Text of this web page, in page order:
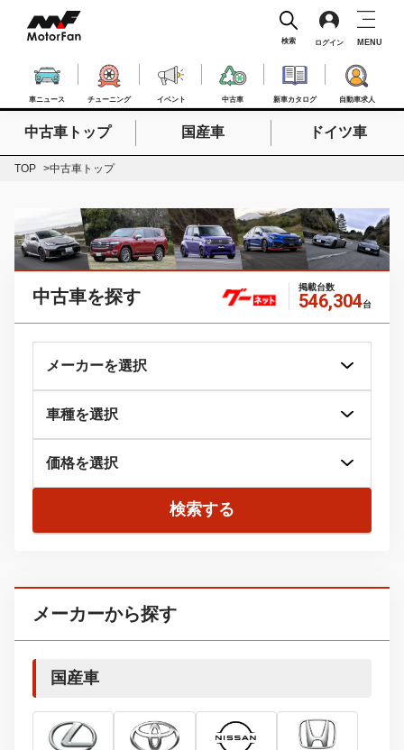
車ニュース チューニング イベント 中古車 新車カタログ 自動車求人
検索 ログイン MENU
検索したいキーワードを入力
中古車トップ 国産車 ドイツ車
TOP 中古車トップ
中古車を探す 掲載台数
546,304台
検索する
メーカーから探す
国産車